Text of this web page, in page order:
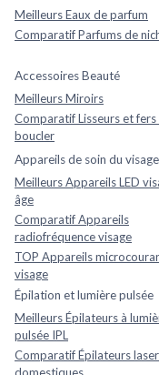
Meilleurs Eaux de parfum
Comparatif Parfums de
Accessoires Beauté
Meilleurs Miroirs
Comparatif Lisseurs et fers
boucler
Appareils de soin du visage
Meilleurs Appareils LED
âge
Comparatif Appareils
radiofréquence visage
TOP Appareils
visage
Épilation et lumière pulsée
Meilleurs Épilateurs à
pulsée IPL
Comparatif Épilateurs laser
domestiques